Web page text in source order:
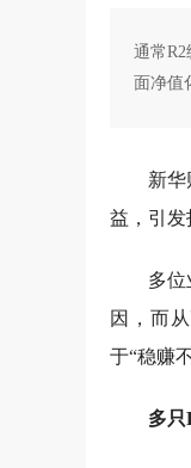
通常
面净值
新华
益，引发
多
因，而
于“稳赚
多只